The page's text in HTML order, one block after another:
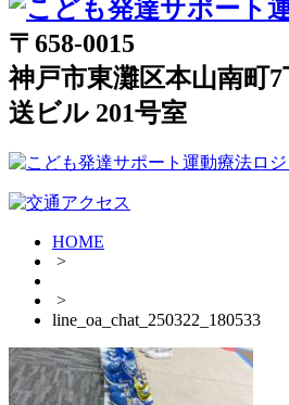
〒658-0015
神戸市東灘区本山南町
送ビル 201号室
HOME
>
>
line_oa_chat_250322_180533